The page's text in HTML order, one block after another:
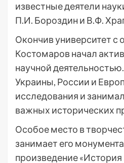
известные деятели
П.И. Бороздин и В.Ф.
Окончив университет с
Костомаров начал
научной
Украины, России и
исследования и
важных исторических
Особое место в
занимает его
произведение